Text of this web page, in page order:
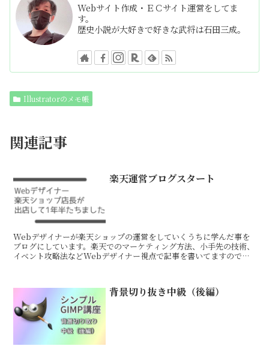
Webサイト作成・ＥＣサイト運営をしてま
す。
歴史小説が大好きで好きな武将は石田三成。
Illustratorのメモ帳
関連記事
楽天運営ブログスタート
Webデザイナーが楽天ショップの運営をしていくうちに学んだ事を
ブログにしています。楽天でのマーケティング方法、小手先の技術、
イベント攻略法などWebデザイナー視点で記事を書いてますので他
背景切り抜き中級（後編）